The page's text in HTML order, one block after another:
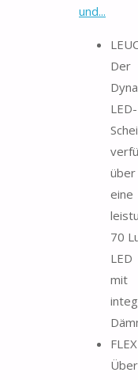
und...
Der
LED-
über
eine
70
LED
mit
Über